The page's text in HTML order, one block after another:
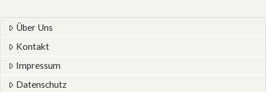
Über Uns
Kontakt
Impressum
Datenschutz